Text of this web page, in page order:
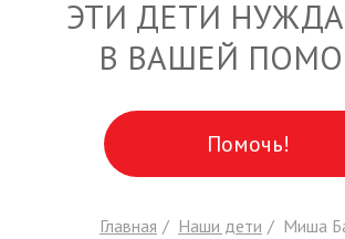
ЭТИ ДЕТИ
В ВАШЕЙ
Помочь!
Главная Наши дети Миша